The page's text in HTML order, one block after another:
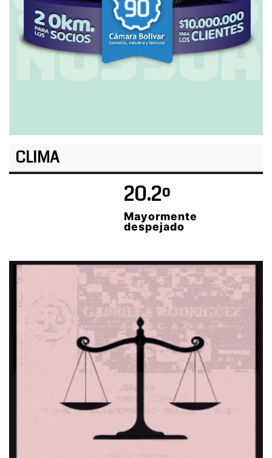
CLIMA
20.2º
Mayormente
despejado